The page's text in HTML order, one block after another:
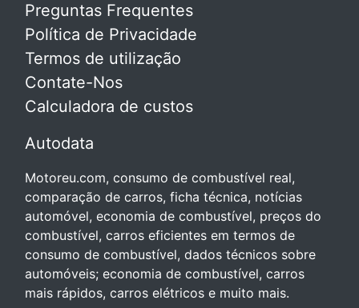
Preguntas Frequentes
Política de Privacidade
Termos de utilização
Contate-Nos
Calculadora de custos
Autodata
Motoreu.com, consumo de combustível real,
comparação de carros, ficha técnica, notícias
automóvel, economia de combustível, preços do
combustível, carros eficientes em termos de
consumo de combustível, dados técnicos sobre
automóveis; economia de combustível, carros
mais rápidos, carros elétricos e muito mais.